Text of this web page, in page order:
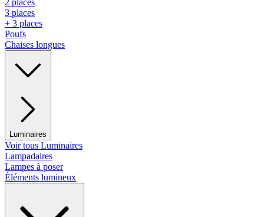
2 places
3 places
+ 3 places
Poufs
Chaises longues
Luminaires
Voir tous Luminaires
Lampadaires
Lampes à poser
Éléments lumineux